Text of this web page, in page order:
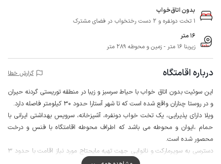
بدون اتاق‌خواب
1 تخت دونفره و 2 دست رختخواب در فضای مشترک
16 متر
زیربنا 16 متر - زمین و محوطه 289 متر
درباره اقامتگاه گزارش خطا
این سوئیت بدون اتاق خواب با حیاط سرسبز و زیبا در منطقه توریستی گردنه حیران
و در روستا چناران واقع شده است که تا شهر آستارا حدود 30 کیلومتر فاصله دارد.
ویلا دارای پذیرایی، یک تخت خواب دونفره، آشپزخانه، سرویس بهداشتی ایرانی با
حمام ،ایوان و محوطه می باشد که اطراف محوطه اقامتگاه با فنس و درخت
محصور شده است.
دسترسی به سوپرمارکت و نانوایی جهت تهیه مایحتاج مورد نیاز اقامت با حدود 3